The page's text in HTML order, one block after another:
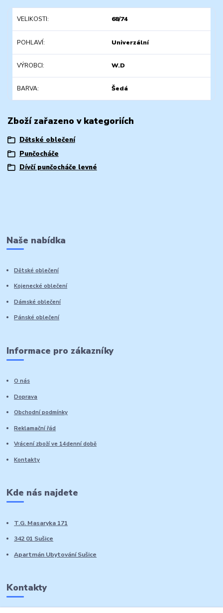
VELIKOSTI 68/74
POHLAVÍ Univerzální
VÝROBCI W.D
BARVA Šedá
Zboží zařazeno v kategoriích
Dětské oblečení
Punčocháče
Dívčí punčocháče levné
Naše nabídka
Dětské oblečení
Kojenecké oblečení
Dámské oblečení
Pánské oblečení
Informace pro zákazníky
O nás
Doprava
Obchodní podmínky
Reklamační řád
Vrácení zboží ve 14denní době
Kontakty
Kde nás najdete
T.G. Masaryka 171
342 01 Sušice
Apartmán Ubytování Sušice
Kontakty